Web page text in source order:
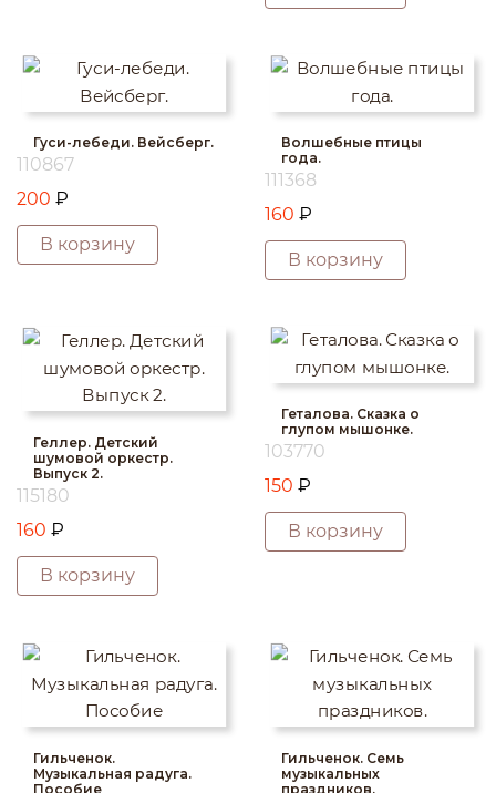
Гуси-лебеди. Вейсберг.
110867
200 ₽
В корзину
Волшебные птицы
года.
111368
160 ₽
В корзину
Геллер. Детский
шумовой оркестр.
Выпуск 2.
115180
160 ₽
В корзину
Геталова. Сказка о
глупом мышонке.
103770
150 ₽
В корзину
Гильченок.
Музыкальная радуга.
Пособие
Гильченок. Семь
музыкальных
праздников.